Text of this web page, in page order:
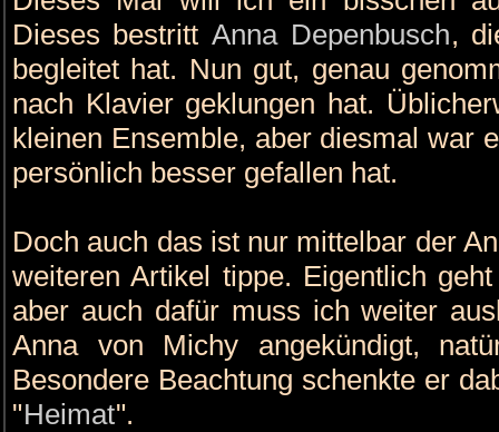
Dieses bestritt Anna Depenbusch,
begleitet hat. Nun gut, genau
nach Klavier geklungen hat.
kleinen Ensemble, aber diesmal war
persönlich besser gefallen hat.
Doch auch das ist nur mittelbar der
weiteren Artikel tippe. Eigentlich
aber auch dafür muss ich weiter
Anna von Michy angekündigt,
Besondere Beachtung schenkte er
"Heimat".